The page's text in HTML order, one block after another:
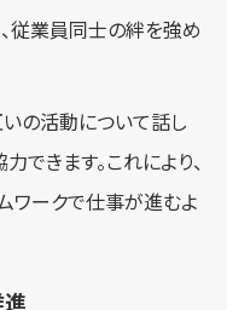
従業員同士の絆を強め
の活動について話し
できます。これにより、
ワークで仕事が進むよ